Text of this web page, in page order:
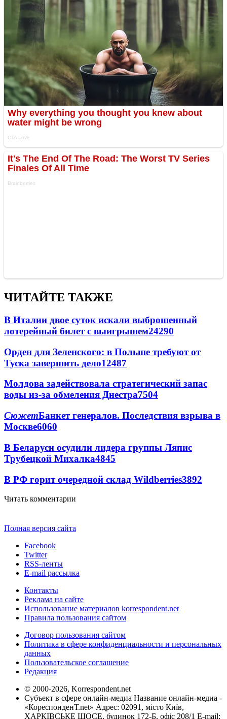
ЧИТАЙТЕ ТАКЖЕ
В Италии двое суток искали выброшенный
лотерейный билет с выигрышем24290
Орден для Зеленского: в Польше требуют от
Туска завершить дело12487
Молдова задействовала стратегический запас
воды из-за обмеления Днестра7504
СюжетБанкет генералов. Последствия взрыва в
Москве6060
В Беларуси осудили лидера группы Ляпис
Трубецкой Михалка4845
В РФ горит очередной склад Wildberries3892
Читать комментарии
Полная версия сайта
Facebook
Twitter
RSS-ленты
E-mail рассылка
Контакты
Реклама на сайте
Использование материалов korrespondent.net
Правила пользования сайтом
Договор пользования сайтом
Политика в сфере конфиденциальности и персональных
данных
Пользовательское соглашение
Редакция
© 2000-2026, Korrespondent.net
Субъект в сфере онлайн-медиа Название онлайн-медиа -
«КореспонденТ.net» Адрес: 02091, місто Київ,
ХАРКІВСЬКЕ ШОСЕ, будинок 172-Б, офіс 208/1 E-mail: